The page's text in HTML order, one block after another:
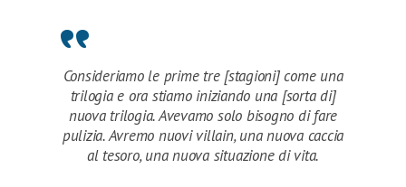
Consideriamo le prime tre [stagioni] come una
trilogia e ora stiamo iniziando una [sorta di]
nuova trilogia. Avevamo solo bisogno di fare
pulizia. Avremo nuovi villain, una nuova caccia
al tesoro, una nuova situazione di vita.